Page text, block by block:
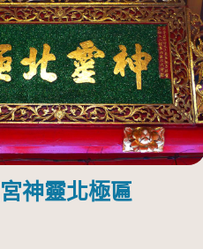
神靈北極匾